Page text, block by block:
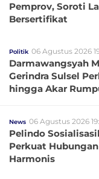
Pemprov, Soroti
Bersertifikat
Politik 06 Agustus 2026
Darmawangsyah
Gerindra Sulsel
hingga Akar
News 06 Agustus 2026
Pelindo
Perkuat
Harmonis